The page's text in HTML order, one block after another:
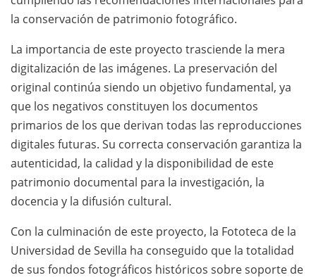
la conservación de patrimonio fotográfico.
La importancia de este proyecto trasciende la mera
digitalización de las imágenes. La preservación del
original continúa siendo un objetivo fundamental, ya
que los negativos constituyen los documentos
primarios de los que derivan todas las reproducciones
digitales futuras. Su correcta conservación garantiza la
autenticidad, la calidad y la disponibilidad de este
patrimonio documental para la investigación, la
docencia y la difusión cultural.
Con la culminación de este proyecto, la Fototeca de la
Universidad de Sevilla ha conseguido que la totalidad
de sus fondos fotográficos históricos sobre soporte de